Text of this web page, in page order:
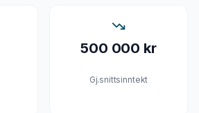
500 000 kr
Gj.snittsinntekt